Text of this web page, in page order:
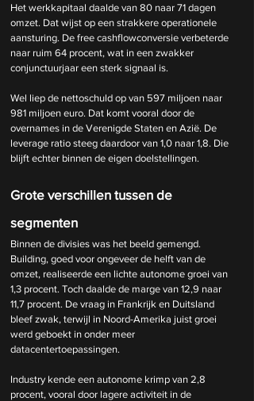
Het werkkapitaal daalde van 80 naar 71 dagen
omzet. Dat wijst op een strakkere operationele
aansturing. De free cashflowconversie verbeterde
naar ruim 64 procent, wat in een zwakker
conjunctuurjaar een sterk signaal is.
Wel liep de nettoschuld op van 597 miljoen naar
981 miljoen euro. Dat komt vooral door de
overnames in de Verenigde Staten en Azië. De
leverage ratio steeg daardoor van 1,0 naar 1,8. Die
blijft echter binnen de eigen doelstellingen.
Grote verschillen tussen de
segmenten
Binnen de divisies was het beeld gemengd.
Building, goed voor ongeveer de helft van de
omzet, realiseerde een lichte autonome groei van
1,3 procent. Toch daalde de marge van 12,9 naar
11,7 procent. De vraag in Frankrijk en Duitsland
bleef zwak, terwijl in Noord-Amerika juist groei
werd geboekt in onder meer
datacentertoepassingen.
Industry kende een autonome krimp van 2,8
procent, vooral door lagere activiteit in de